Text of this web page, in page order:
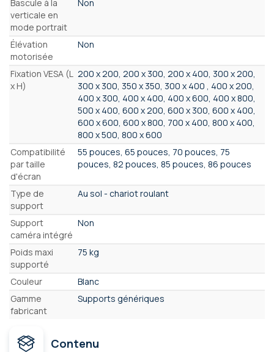
Bascule à la
verticale en
mode portrait
Non
Élévation
motorisée
Non
Fixation VESA (L
x H)
200 x 200, 200 x 300, 200 x 400, 300 x 200,
300 x 300, 350 x 350, 300 x 400 , 400 x 200,
400 x 300, 400 x 400, 400 x 600, 400 x 800,
500 x 400, 600 x 200, 600 x 300, 600 x 400,
600 x 600, 600 x 800, 700 x 400, 800 x 400,
800 x 500, 800 x 600
Compatibilité
par taille
d'écran
55 pouces, 65 pouces, 70 pouces, 75
pouces, 82 pouces, 85 pouces, 86 pouces
Type de
support
Au sol - chariot roulant
Support
caméra intégré
Non
Poids maxi
supporté
75 kg
Couleur
Blanc
Gamme
fabricant
Supports génériques
Contenu